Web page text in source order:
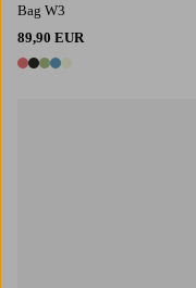
Bag W3
89,90 EUR
5 värejä